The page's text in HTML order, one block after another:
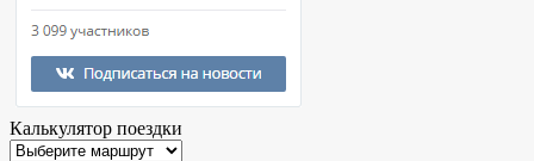
Калькулятор поездки